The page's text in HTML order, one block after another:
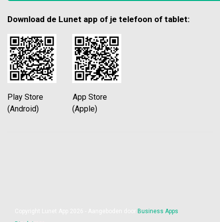
Download de Lunet app of je telefoon of tablet:
Play Store App Store
(Android) (Apple)
Business Apps